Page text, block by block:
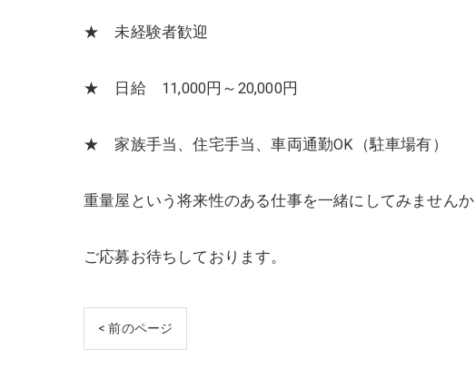
★ 未経験者歓迎
★ 日給 11,000円～20,000円
★ 家族手当、住宅手当、車両通勤OK（駐車場有）
重量屋という将来性のある仕事を一緒にしてみませんか
ご応募お待ちしております。
< 前のページ